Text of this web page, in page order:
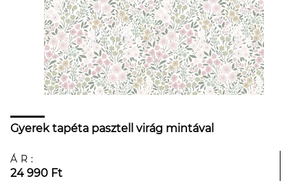
Gyerek tapéta pasztell virág mintával
ÁR:
24 990 Ft